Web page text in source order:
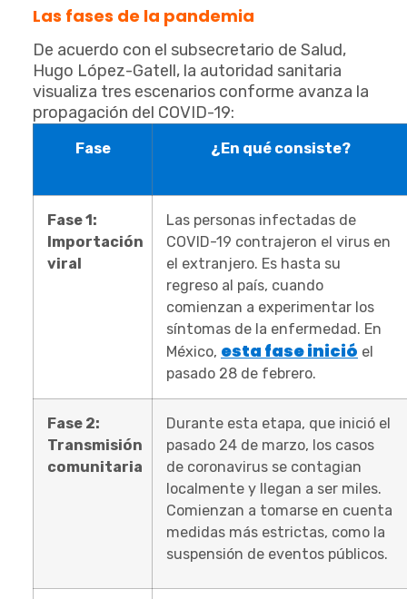
Las fases de la pandemia
De acuerdo con el subsecretario de Salud,
Hugo López-Gatell, la autoridad sanitaria
visualiza tres escenarios conforme avanza la
propagación del COVID-19:
Fase ¿En qué consiste?
Fase 1:
Importación
viral
Las personas infectadas de
COVID-19 contrajeron el virus en
el extranjero. Es hasta su
regreso al país, cuando
comienzan a experimentar los
síntomas de la enfermedad. En
México, esta fase inició el
pasado 28 de febrero.
Fase 2:
Transmisión
comunitaria
Durante esta etapa, que inició el
pasado 24 de marzo, los casos
de coronavirus se contagian
localmente y llegan a ser miles.
Comienzan a tomarse en cuenta
medidas más estrictas, como la
suspensión de eventos públicos.